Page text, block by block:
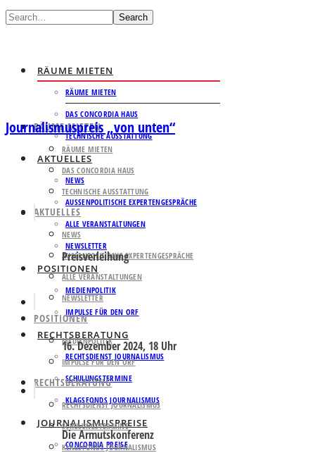
Search
RÄUME MIETEN
RÄUME MIETEN
DAS CONCORDIA HAUS
TECHNISCHE AUSSTATTUNG
AKTUELLES
NEWS
AUSSENPOLITISCHE EXPERTENGESPRÄCHE
ALLE VERANSTALTUNGEN
NEWSLETTER
POSITIONEN
MEDIENPOLITIK
IMPULSE FÜR DEN ORF
RECHTSBERATUNG
RECHTSDIENST JOURNALISMUS
SCHULUNGSTERMINE
KLAGSFONDS JOURNALISMUS
JOURNALISMUSPREISE
CONCORDIA PREISE
RÄUME MIETEN
RÄUME MIETEN
DAS CONCORDIA HAUS
TECHNISCHE AUSSTATTUNG
AKTUELLES
NEWS
AUSSENPOLITISCHE EXPERTENGESPRÄCHE
ALLE VERANSTALTUNGEN
NEWSLETTER
POSITIONEN
MEDIENPOLITIK
IMPULSE FÜR DEN ORF
RECHTSBERATUNG
RECHTSDIENST JOURNALISMUS
SCHULUNGSTERMINE
KLAGSFONDS JOURNALISMUS
Journalismuspreis „von unten“
Preisverleihung
16. Dezember 2024, 18 Uhr
Die Armutskonferenz